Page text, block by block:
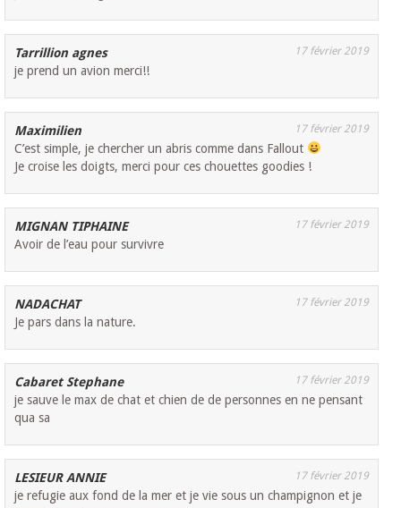
Tarrillion agnes 17 février 2019
je prend un avion merci!!
Maximilien 17 février 2019
C’est simple, je chercher un abris comme dans Fallout
Je croise les doigts, merci pour ces chouettes goodies !
MIGNAN TIPHAINE 17 février 2019
Avoir de l’eau pour survivre
NADACHAT 17 février 2019
Je pars dans la nature.
Cabaret Stephane 17 février 2019
je sauve le max de chat et chien de de personnes en ne pensant
qua sa
LESIEUR ANNIE 17 février 2019
je refugie aux fond de la mer et je vie sous un champignon et je